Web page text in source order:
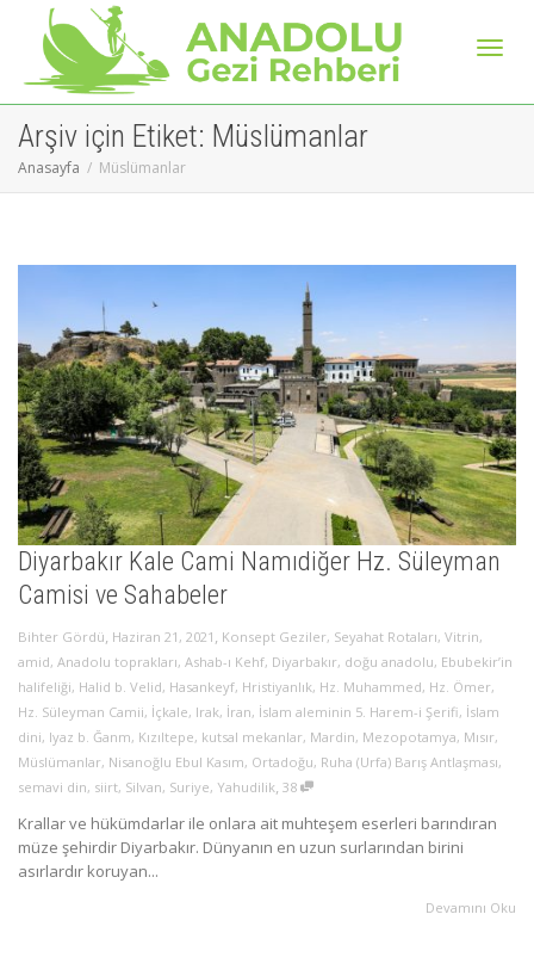
Arşiv için Etiket: Müslümanlar
Anasayfa Müslümanlar
Diyarbakır Kale Cami Namıdiğer Hz. Süleyman
Camisi ve Sahabeler
Bihter Gördü, Haziran 21, 2021 , Konsept Geziler, Seyahat Rotaları, Vitrin,
amid, Anadolu toprakları, Ashab-ı Kehf, Diyarbakır, doğu anadolu, Ebubekir’in
halifeliği, Halid b. Velid, Hasankeyf, Hristiyanlık, Hz. Muhammed, Hz. Ömer,
Hz. Süleyman Camii, İçkale, Irak, İran, İslam aleminin 5. Harem-i Şerifi, İslam
dini, Iyaz b. Ğanm, Kızıltepe, kutsal mekanlar, Mardin, Mezopotamya, Mısır,
Müslümanlar, Nisanoğlu Ebul Kasım, Ortadoğu, Ruha (Urfa) Barış Antlaşması,
semavi din, siirt, Silvan, Suriye, Yahudilik, 38
Krallar ve hükümdarlar ile onlara ait muhteşem eserleri barındıran
müze şehirdir Diyarbakır. Dünyanın en uzun surlarından birini
asırlardır koruyan...
Devamını Oku